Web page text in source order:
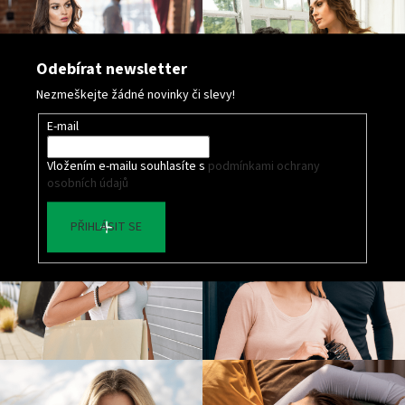
Odebírat newsletter
Nezmeškejte žádné novinky či slevy!
E-mail
Vložením e-mailu souhlasíte s podmínkami ochrany
osobních údajů
PŘIHLÁSIT SE